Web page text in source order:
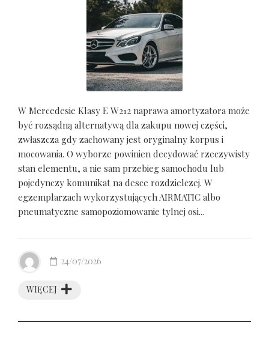
W Mercedesie Klasy E W212 naprawa amortyzatora może
być rozsądną alternatywą dla zakupu nowej części,
zwłaszcza gdy zachowany jest oryginalny korpus i
mocowania. O wyborze powinien decydować rzeczywisty
stan elementu, a nie sam przebieg samochodu lub
pojedynczy komunikat na desce rozdzielczej. W
egzemplarzach wykorzystujących AIRMATIC albo
pneumatyczne samopoziomowanie tylnej osi...
WIĘCEJ
24/07/2026